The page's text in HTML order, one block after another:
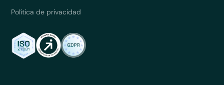
Política de privacidad